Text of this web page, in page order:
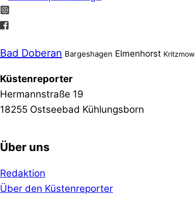
Bad Doberan Bargeshagen Elmenhorst Kritzmow
Küstenreporter
Hermannstraße 19
18255 Ostseebad Kühlungsborn
Über uns
Redaktion
Über den Küstenreporter